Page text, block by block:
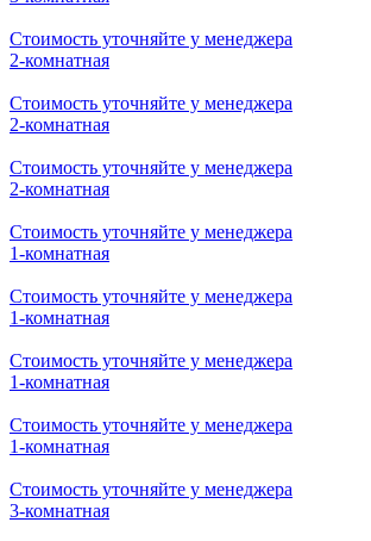
Стоимость уточняйте у менеджера
2-комнатная
Стоимость уточняйте у менеджера
2-комнатная
Стоимость уточняйте у менеджера
2-комнатная
Стоимость уточняйте у менеджера
1-комнатная
Стоимость уточняйте у менеджера
1-комнатная
Стоимость уточняйте у менеджера
1-комнатная
Стоимость уточняйте у менеджера
1-комнатная
Стоимость уточняйте у менеджера
3-комнатная